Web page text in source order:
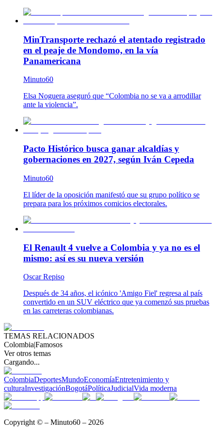
MinTransporte rechazó el atentado registrado
en el peaje de Mondomo, en la vía
Panamericana
Minuto60
Elsa Noguera aseguró que “Colombia no se va a arrodillar
ante la violencia”.
Pacto Histórico busca ganar alcaldías y
gobernaciones en 2027, según Iván Cepeda
Minuto60
El líder de la oposición manifestó que su grupo político se
prepara para los próximos comicios electorales.
El Renault 4 vuelve a Colombia y ya no es el
mismo: así es su nueva versión
Oscar Repiso
Después de 34 años, el icónico 'Amigo Fiel' regresa al país
convertido en un SUV eléctrico que ya comenzó sus pruebas
en las carreteras colombianas.
TEMAS RELACIONADOS
Colombia|Famosos
Ver otros temas
Cargando...
ColombiaDeportesMundoEconomíaEntretenimiento y
culturaInvestigaciónBogotáPolíticaJudicialVida moderna
Copyright © – Minuto60 – 2026